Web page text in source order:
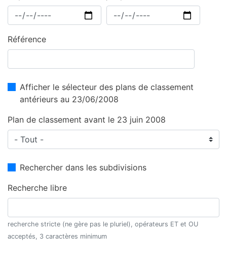
Référence
Afficher le sélecteur des plans de classement
antérieurs au 23/06/2008
Plan de classement avant le 23 juin 2008
Rechercher dans les subdivisions
Recherche libre
recherche stricte (ne gère pas le pluriel), opérateurs ET et OU
acceptés, 3 caractères minimum